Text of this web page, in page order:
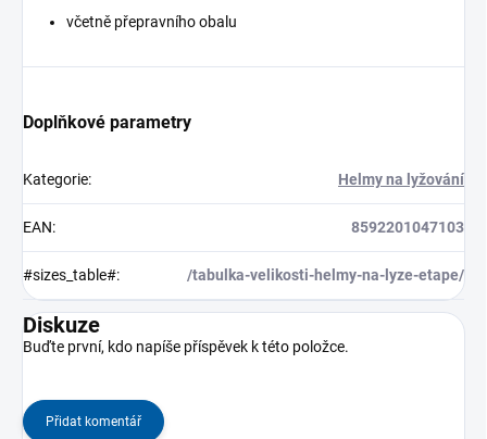
včetně přepravního obalu
Doplňkové parametry
Kategorie: Helmy na lyžování
EAN: 8592201047103
#sizes_table#: /tabulka-velikosti-helmy-na-lyze-etape/
Diskuze
Buďte první, kdo napíše příspěvek k této položce.
Přidat komentář